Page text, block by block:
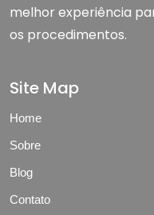
melhor experiência
os procedimentos.
Site Map
Home
Sobre
Blog
Contato